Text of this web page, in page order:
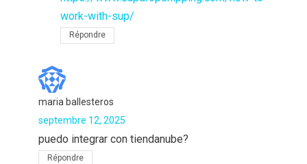
work-with-sup/
Répondre
maria ballesteros
septembre 12, 2025
puedo integrar con tiendanube?
Répondre